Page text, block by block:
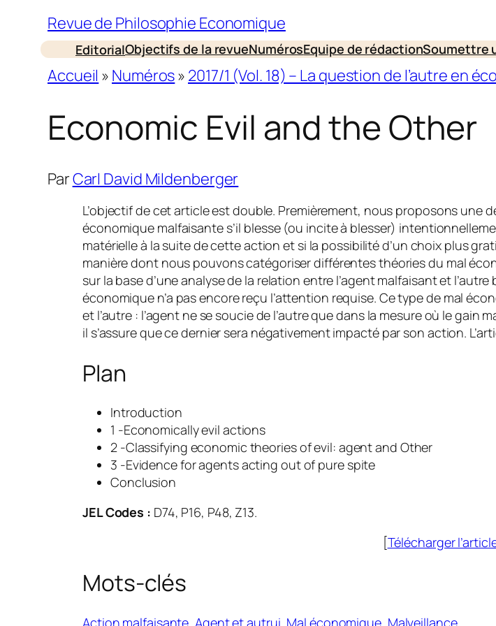
Revue de Philosophie Economique
EditorialObjectifs de la revueNumérosEquipe de rédactionSoumettre
Accueil » Numéros» 2017/1 (Vol. 18) – La question de l’autre en
Economic Evil and the Other
ParCarl David Mildenberger
L’objectif de cet article est double. Premièrement, nous proposons
économique malfaisante s’il blesse (ou incite à blesser)
matérielle à la suite de cette action et si la possibilité d’un choix plus
manière dont nous pouvons catégoriser différentes théories du mal
sur la base d’une analyse de la relation entre l’agent malfaisant et
économique n’a pas encore reçu l’attention requise. Ce type de mal
et l’autre : l’agent ne se soucie de l’autre que dans la mesure où le
il s’assure que ce dernier sera négativement impacté par son action.
Plan
Introduction
1 -Economically evil actions
2 -Classifying economic theories of evil: agent and Other
3 -Evidence for agents acting out of pure spite
Conclusion
JEL Codes : D74, P16, P48, Z13.
Télécharger
Mots-clés
Action malfaisante Agent et autrui Mal économique, Malveillance